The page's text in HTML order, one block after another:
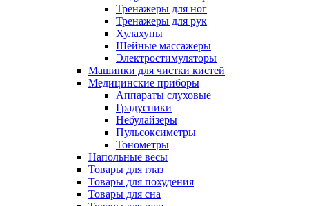
Тренажеры для ног
Тренажеры для рук
Хулахупы
Шейные массажеры
Электростимуляторы
Машинки для чистки кистей
Медицинские приборы
Аппараты слуховые
Градусники
Небулайзеры
Пульсоксиметры
Тонометры
Напольные весы
Товары для глаз
Товары для похудения
Товары для сна